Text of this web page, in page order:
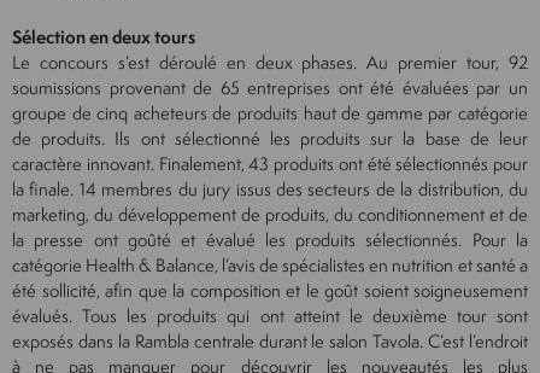
Sélection en deux tours
Le concours s’est déroulé en deux phases. Au premier tour, 92
soumissions provenant de 65 entreprises ont été évaluées par un
groupe de cinq acheteurs de produits haut de gamme par catégorie
de produits. Ils ont sélectionné les produits sur la base de leur
caractère innovant. Finalement, 43 produits ont été sélectionnés pour
la finale. 14 membres du jury issus des secteurs de la distribution, du
marketing, du développement de produits, du conditionnement et de
la presse ont goûté et évalué les produits sélectionnés. Pour la
catégorie Health & Balance, l’avis de spécialistes en nutrition et santé a
été sollicité, afin que la composition et le goût soient soigneusement
évalués. Tous les produits qui ont atteint le deuxième tour sont
exposés dans la Rambla centrale durant le salon Tavola. C’est l’endroit
à ne pas manquer pour découvrir les nouveautés les plus